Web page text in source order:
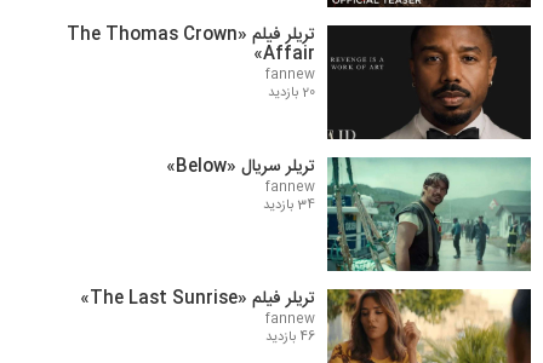
تریلر فیلم «The Thomas Crown
Affair»
fannew
20 بازدید
تریلر سریال «Below»
fannew
34 بازدید
تریلر فیلم «The Last Sunrise»
fannew
46 بازدید